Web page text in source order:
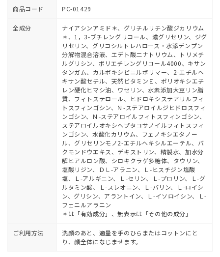
商品コード PC-01429
全成分
ナイアシンアミド＊、グリチルリチン酸ジカリウム
＊、1，3-ブチレングリコール、濃グリセリン、ジグ
リセリン、グリコシルトレハロース・水添デンプン
分解物混合溶液、エデト酸二ナトリウム、トリメチ
ルグリシン、ポリエチレングリコール4000、キサン
タンガム、カルボキシビニルポリマー、2-エチルヘ
キサン酸セチル、天然ビタミンＥ、ポリオキシエチ
レン硬化ヒマシ油、ワセリン、水素添加大豆リン脂
質、フィトステロール、ヒドロキシステアリルフィ
トスフィンゴシン、Ｎ-ステアロイルジヒドロスフィ
ンゴシン、Ｎ-ステアロイルフィトスフィンゴシン、
ステアロイルオキシヘプタコサノイルフィトスフィ
ンゴシン、水酸化カリウム、フェノキシエタノー
ル、グリセリンモノ2-エチルヘキシルエーテル、バ
クモンドウエキス、デキストリン、精製水、加水分
解ヒアルロン酸、シロキクラゲ多糖体、タウリン、
塩酸リジン、ＤＬ-アラニン、Ｌ-ヒスチジン塩酸
塩、Ｌ-アルギニン、Ｌ-セリン、Ｌ-プロリン、Ｌ-グ
ルタミン酸、Ｌ-スレオニン、Ｌ-バリン、Ｌ-ロイシ
ン、グリシン、アラントイン、Ｌ-イソロイシン、Ｌ-
フェニルアラニン
＊は「有効成分」、無表示は「その他の成分」
ご利用方法
洗顔のあと、適量を手のひらまたはコットンにと
り、顔全体になじませます。